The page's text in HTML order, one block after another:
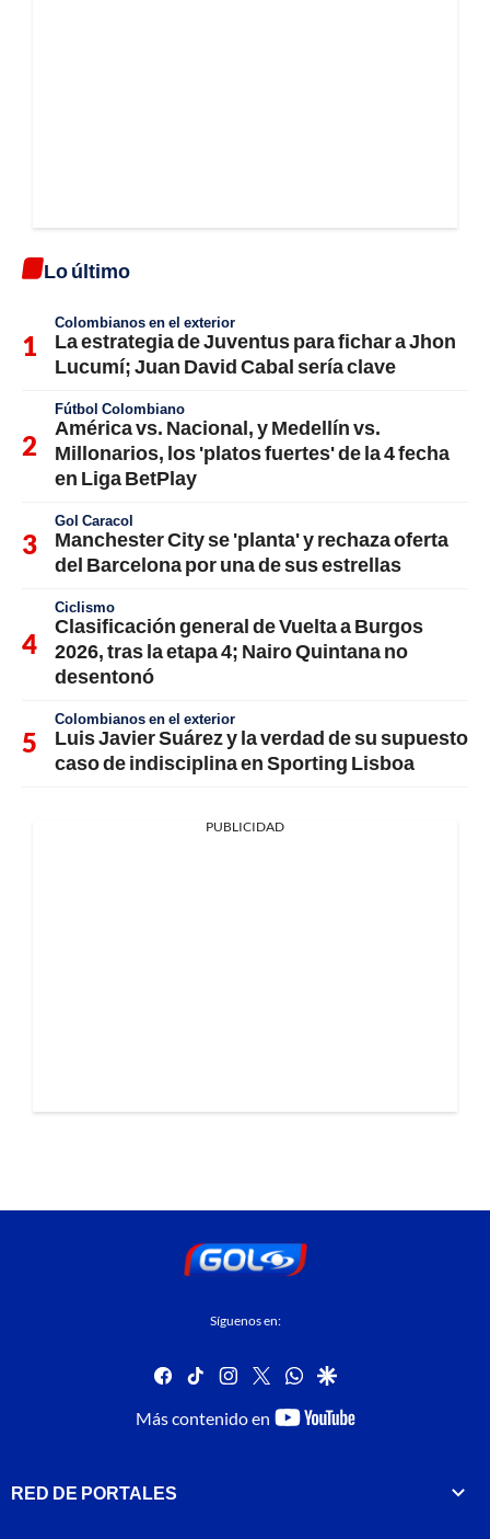
Lo último
Colombianos en el exterior
La estrategia de Juventus para fichar a Jhon
Lucumí; Juan David Cabal sería clave
Fútbol Colombiano
América vs. Nacional, y Medellín vs.
Millonarios, los 'platos fuertes' de la 4 fecha
en Liga BetPlay
Gol Caracol
Manchester City se 'planta' y rechaza oferta
del Barcelona por una de sus estrellas
Ciclismo
Clasificación general de Vuelta a Burgos
2026, tras la etapa 4; Nairo Quintana no
desentonó
Colombianos en el exterior
Luis Javier Suárez y la verdad de su supuesto
caso de indisciplina en Sporting Lisboa
PUBLICIDAD
Síguenos en:
facebook
tiktok instagram
twitterwhatsapp
google
Más contenido en
youtube-
RED DE PORTALES